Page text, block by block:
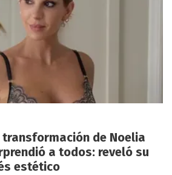
de Noelia
a todos: reveló su
estético